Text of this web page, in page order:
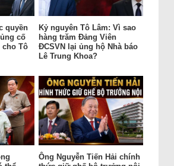
quyền
cố
cho Tô
Kỷ nguyên Tô Lâm: Vì sao
hàng trăm Đảng Viên
ĐCSVN lại ủng hộ Nhà báo
Lê Trung Khoa?
Ông Nguyễn Tiến Hải chính